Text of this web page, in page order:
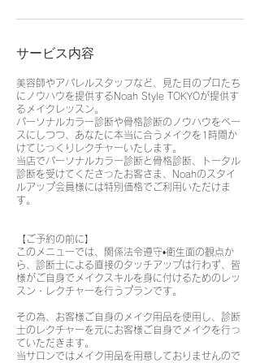
サービス内容
美容師やアパレルスタッフなど、見た目のプロたち
にノウハウを提供するNoah Style TOKYOが提供す
るメイクレッスン。
パーソナルカラー診断や骨格診断のノウハウをベー
スにしつつ、あなたに本当に合うメイクを1時間か
けてじっくりレクチャーいたします。
当店でパーソナルカラー診断と骨格診断、トータル
診断を受けてくださったお客さま、Noahのスタイ
ルアップ会員様には特別価格でご利用いただけま
す。
【ご予約の前に】
このメニューでは、関係法令遵守•衛生面の観点か
ら、診断士による直接のタッチアップは行わず、皆
様がご自身でメイクスキルを身に付けるためのレッ
スン・レクチャーを行うプランです。
その為、お客様ご自身のメイク用品を使用し、診断
士のレクチャーを元にお客様ご自身でメイクを行っ
ていただきます。
当サロンではメイク用品を用意しておりませんので